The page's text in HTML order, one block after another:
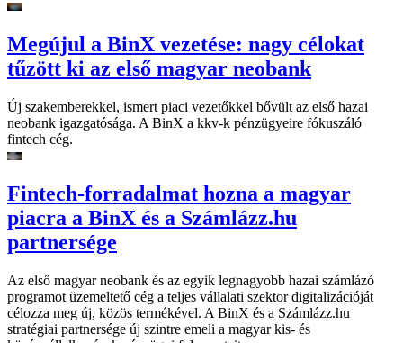
Megújul a BinX vezetése: nagy célokat
tűzött ki az első magyar neobank
Új szakemberekkel, ismert piaci vezetőkkel bővült az első hazai
neobank igazgatósága. A BinX a kkv-k pénzügyeire fókuszáló
fintech cég.
Fintech-forradalmat hozna a magyar
piacra a BinX és a Számlázz.hu
partnersége
Az első magyar neobank és az egyik legnagyobb hazai számlázó
programot üzemeltető cég a teljes vállalati szektor digitalizációját
célozza meg új, közös termékével. A BinX és a Számlázz.hu
stratégiai partnersége új szintre emeli a magyar kis- és